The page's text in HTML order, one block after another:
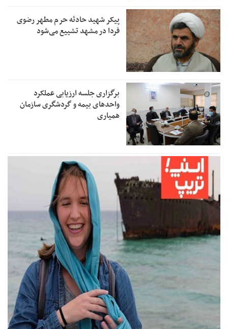
پیکر شهید حادثه حرم مطهر رضوی
فردا در مشهد تشییع می‌شود
برگزاری جلسه ارزیابی عملکرد
واحدهای بیمه و گردشگری سازمان
همیاری